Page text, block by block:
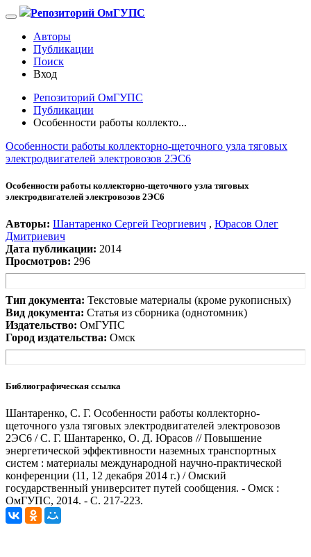
Репозиторий ОмГУПС
Авторы
Публикации
Поиск
Вход
Репозиторий ОмГУПС
Публикации
Особенности работы коллекто...
Особенности работы коллекторно-щеточного узла тяговых
электродвигателей электровозов 2ЭС6
Особенности работы коллекторно-щеточного узла тяговых
электродвигателей электровозов 2ЭС6
Авторы: Шантаренко Сергей Георгиевич , Юрасов Олег
Дмитриевич
Дата публикации: 2014
Просмотров: 296
Тип документа: Текстовые материалы (кроме рукописных)
Вид документа: Статья из сборника (однотомник)
Издательство: ОмГУПС
Город издательства: Омск
Библиографическая ссылка
Шантаренко, С. Г. Особенности работы коллекторно-
щеточного узла тяговых электродвигателей электровозов
2ЭС6 / С. Г. Шантаренко, О. Д. Юрасов // Повышение
энергетической эффективности наземных транспортных
систем : материалы международной научно-практической
конференции (11, 12 декабря 2014 г.) / Омский
государственный университет путей сообщения. - Омск :
ОмГУПС, 2014. - С. 217-223.